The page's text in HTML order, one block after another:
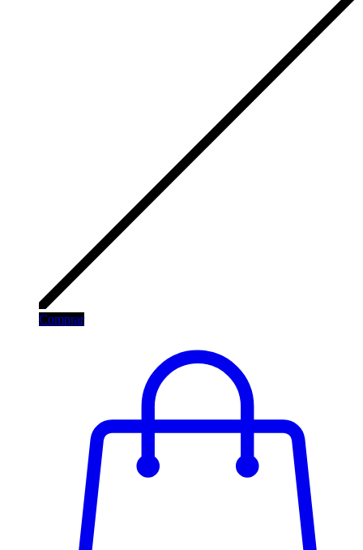
Comprar